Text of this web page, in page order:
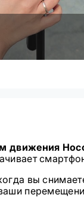
движения
вы